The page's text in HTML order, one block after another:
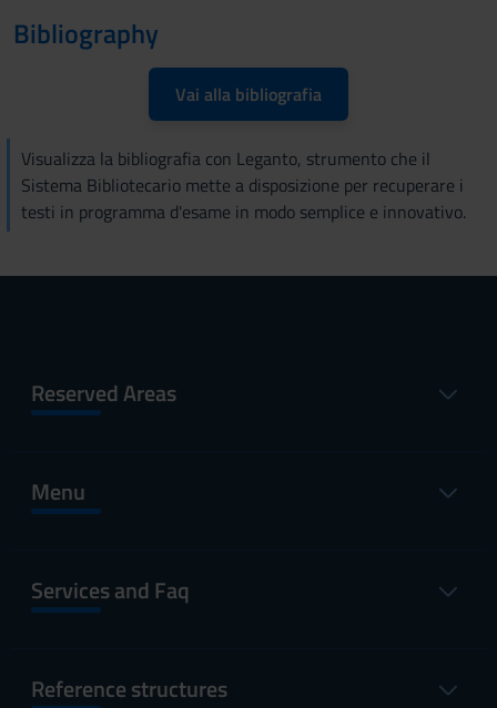
Bibliography
Vai alla bibliografia
Visualizza la bibliografia con Leganto, strumento che il
Sistema Bibliotecario mette a disposizione per recuperare i
testi in programma d'esame in modo semplice e innovativo.
Reserved Areas
Menu
Services and Faq
Reference structures